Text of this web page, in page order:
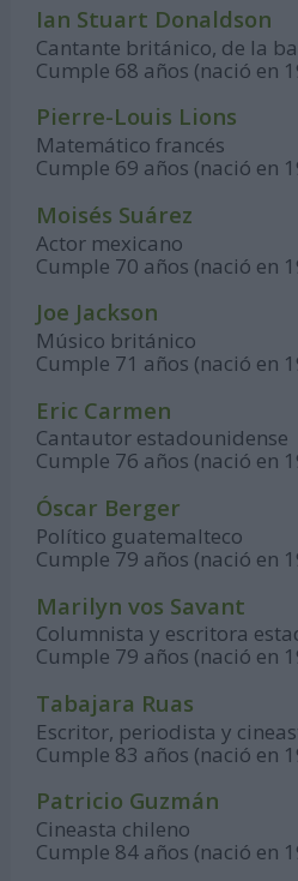
Ian Stuart Donaldson
Cantante británico, de la
Cumple 68 años (nació en
Pierre-Louis Lions
Matemático francés
Cumple 69 años (nació en
Moisés Suárez
Actor mexicano
Cumple 70 años (nació en
Joe Jackson
Músico británico
Cumple 71 años (nació en
Eric Carmen
Cantautor estadounidense
Cumple 76 años (nació en
Óscar Berger
Político guatemalteco
Cumple 79 años (nació en
Marilyn vos Savant
Columnista y escritora
Cumple 79 años (nació en
Tabajara Ruas
Escritor, periodista y
Cumple 83 años (nació en
Patricio Guzmán
Cineasta chileno
Cumple 84 años (nació en